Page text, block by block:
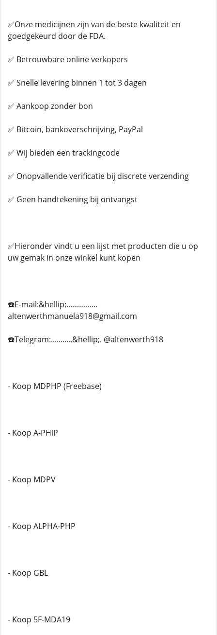
✅Onze medicijnen zijn van de beste kwaliteit en
goedgekeurd door de FDA.
✅ Betrouwbare online verkopers
✅ Snelle levering binnen 1 tot 3 dagen
✅ Aankoop zonder bon
✅ Bitcoin, bankoverschrijving, PayPal
✅ Wij bieden een trackingcode
✅ Onopvallende verificatie bij discrete verzending
✅ Geen handtekening bij ontvangst
✅Hieronder vindt u een lijst met producten die u op
uw gemak in onze winkel kunt kopen
☎️E-mail:&hellip;................
altenwerthmanuela918@gmail.com
☎️Telegram:...........&hellip;. @altenwerth918
- Koop MDPHP (Freebase)
- Koop A-PHiP
- Koop MDPV
- Koop ALPHA-PHP
- Koop GBL
- Koop 5F-MDA19